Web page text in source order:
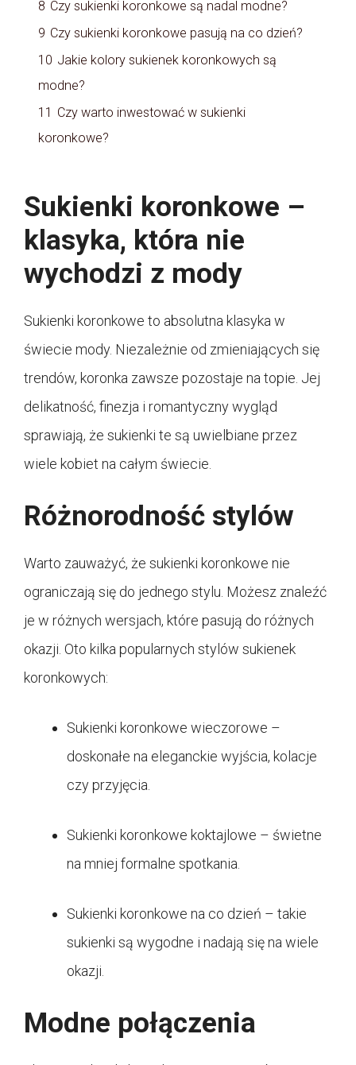
8 Czy sukienki koronkowe są nadal modne?
9 Czy sukienki koronkowe pasują na co dzień?
10 Jakie kolory sukienek koronkowych są
modne?
11 Czy warto inwestować w sukienki
koronkowe?
Sukienki koronkowe –
klasyka, która nie
wychodzi z mody
Sukienki koronkowe to absolutna klasyka w
świecie mody. Niezależnie od zmieniających się
trendów, koronka zawsze pozostaje na topie. Jej
delikatność, finezja i romantyczny wygląd
sprawiają, że sukienki te są uwielbiane przez
wiele kobiet na całym świecie.
Różnorodność stylów
Warto zauważyć, że sukienki koronkowe nie
ograniczają się do jednego stylu. Możesz znaleźć
je w różnych wersjach, które pasują do różnych
okazji. Oto kilka popularnych stylów sukienek
koronkowych:
Sukienki koronkowe wieczorowe –
doskonałe na eleganckie wyjścia, kolacje
czy przyjęcia.
Sukienki koronkowe koktajlowe – świetne
na mniej formalne spotkania.
Sukienki koronkowe na co dzień – takie
sukienki są wygodne i nadają się na wiele
okazji.
Modne połączenia